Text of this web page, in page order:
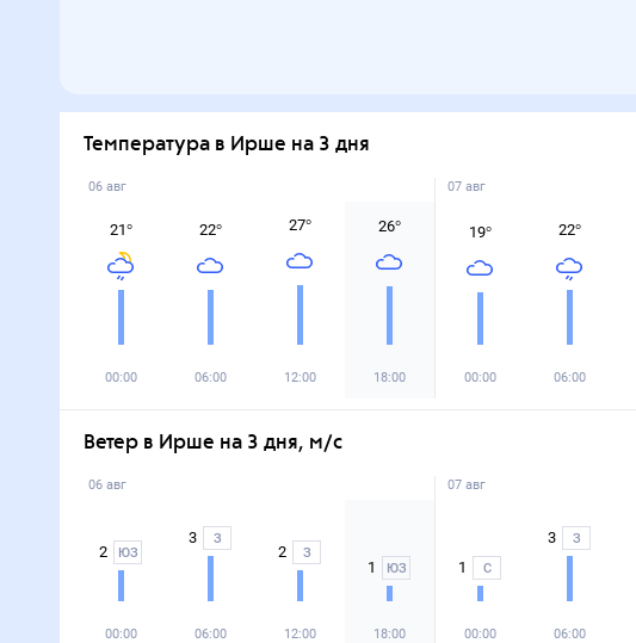
Температура в Ирше на 3 дня
06 авг
21°
00:00
22°
06:00
27°
12:00
26°
18:00
07 авг
19°
00:00
22°
06:00
Ветер в Ирше на 3 дня, м/с
06 авг
2 ЮЗ
00:00
3 З
06:00
2 З
12:00
1 ЮЗ
18:00
07 авг
1 С
00:00
3 З
06:00